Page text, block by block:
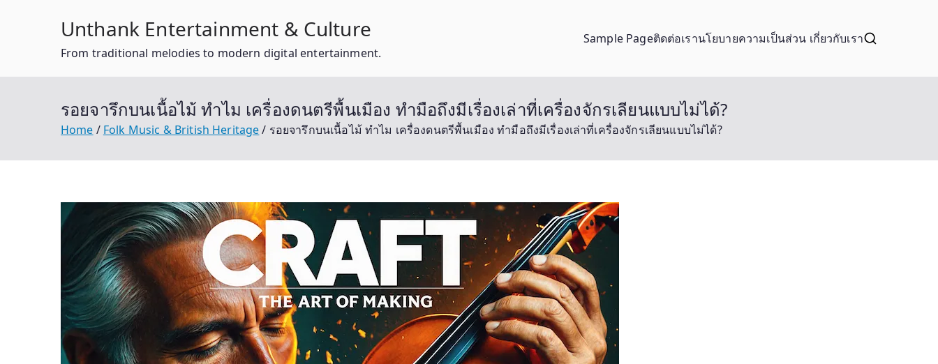
Unthank Entertainment & Culture
From traditional melodies to modern digital entertainment.
Sample Pageติดต่อเรานโยบายความเป็นส่วน เกี่ยวกับเรา
รอยจารึกบนเนื้อไม้ ทำไม เครื่องดนตรีพื้นเมือง ทำมือถึงมีเรื่องเล่าที่เครื่องจักรเลียนแบบไม่ได้?
Home Folk Music & British Heritage รอยจารึกบนเนื้อไม้ ทำไม เครื่องดนตรีพื้นเมือง ทำมือถึงมีเรื่องเล่าที่เครื่องจักรเลียนแบบไม่ได้?